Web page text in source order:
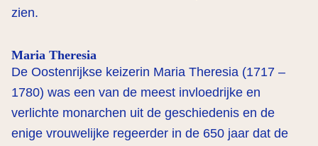
zien.
Maria Theresia
De Oostenrijkse keizerin Maria Theresia (1717 –
1780) was een van de meest invloedrijke en
verlichte monarchen uit de geschiedenis en de
enige vrouwelijke regeerder in de 650 jaar dat de